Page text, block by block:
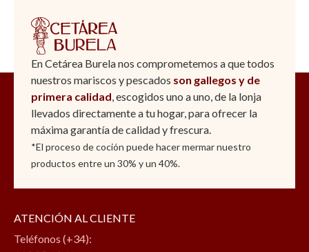
En Cetárea Burela nos comprometemos a que todos
nuestros mariscos y pescados son gallegos y de
primera calidad , escogidos uno a uno, de la lonja
llevados directamente a tu hogar, para ofrecer la
máxima garantía de calidad y frescura.
*El proceso de coción puede hacer mermar nuestro
productos entre un 30% y un 40%.
ATENCIÓN AL CLIENTE
Teléfonos (+34):